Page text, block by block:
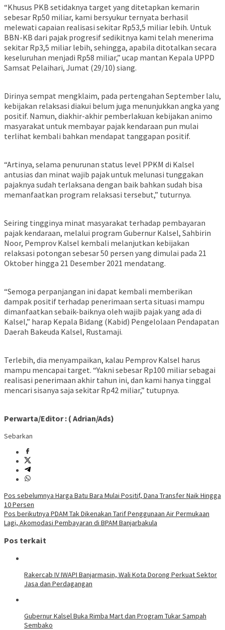
“Khusus PKB setidaknya target yang ditetapkan kemarin
sebesar Rp50 miliar, kami bersyukur ternyata berhasil
melewati capaian realisasi sekitar Rp53,5 miliar lebih. Untuk
BBN-KB dari pajak progresif sedikitnya kami telah menerima
sekitar Rp3,5 miliar lebih, sehingga, apabila ditotalkan secara
keseluruhan menjadi Rp58 miliar,” ucap mantan Kepala UPPD
Samsat Pelaihari, Jumat (29/10) siang.
Dirinya sempat mengklaim, pada pertengahan September lalu,
kebijakan relaksasi diakui belum juga menunjukkan angka yang
positif. Namun, diakhir-akhir pemberlakuan kebijakan animo
masyarakat untuk membayar pajak kendaraan pun mulai
terlihat kembali bahkan mendapat tanggapan positif.
“Artinya, selama penurunan status level PPKM di Kalsel
antusias dan minat wajib pajak untuk melunasi tunggakan
pajaknya sudah terlaksana dengan baik bahkan sudah bisa
memanfaatkan program relaksasi tersebut,” tuturnya.
Seiring tingginya minat masyarakat terhadap pembayaran
pajak kendaraan, melalui program Gubernur Kalsel, Sahbirin
Noor, Pemprov Kalsel kembali melanjutkan kebijakan
relaksasi potongan sebesar 50 persen yang dimulai pada 21
Oktober hingga 21 Desember 2021 mendatang.
“Semoga perpanjangan ini dapat kembali memberikan
dampak positif terhadap penerimaan serta situasi mampu
dimanfaatkan sebaik-baiknya oleh wajib pajak yang ada di
Kalsel,” harap Kepala Bidang (Kabid) Pengelolaan Pendapatan
Daerah Bakeuda Kalsel, Rustamaji.
Terlebih, dia menyampaikan, kalau Pemprov Kalsel harus
mampu mencapai target. “Yakni sebesar Rp100 miliar sebagai
realisasi penerimaan akhir tahun ini, dan kami hanya tinggal
mencari sisanya saja sekitar Rp42 miliar,” tutupnya.
Perwarta/Editor : ( Adrian/Ads)
Sebarkan
Navigasi
pos
Pos sebelumnya Harga Batu Bara Mulai Positif, Dana Transfer Naik Hingga
10 Persen
Pos berikutnya PDAM Tak Dikenakan Tarif Penggunaan Air Permukaan
Lagi, Akomodasi Pembayaran di BPAM Banjarbakula
Pos terkait
Rakercab IV IWAPI Banjarmasin, Wali Kota Dorong Perkuat Sektor
Jasa dan Perdagangan
Gubernur Kalsel Buka Rimba Mart dan Program Tukar Sampah
Sembako